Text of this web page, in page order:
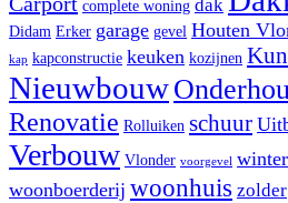
complete woning dak
Didam Erker garage gevel Houten
kap kapconstructie keuken kozijnen
Nieuwbouw
Renovatie Rolluiken schuur
Verbouw Vlonder voorgevel
woonboerderij woonhuis zolder